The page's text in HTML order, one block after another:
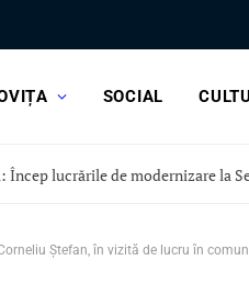
SOCIAL
Ștefan, în vizită de lucru în